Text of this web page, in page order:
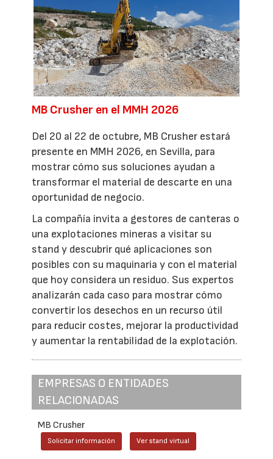
MB Crusher en el MMH 2026
Del 20 al 22 de octubre, MB Crusher estará
presente en MMH 2026, en Sevilla, para
mostrar cómo sus soluciones ayudan a
transformar el material de descarte en una
oportunidad de negocio.
La compañía invita a gestores de canteras o
una explotaciones mineras a visitar su
stand y descubrir qué aplicaciones son
posibles con su maquinaria y con el material
que hoy considera un residuo. Sus expertos
analizarán cada caso para mostrar cómo
convertir los desechos en un recurso útil
para reducir costes, mejorar la productividad
y aumentar la rentabilidad de la explotación.
EMPRESAS O ENTIDADES
RELACIONADAS
MB Crusher
Solicitar información Ver stand virtual